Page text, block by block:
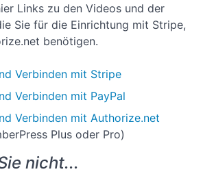
Links zu den Videos und der
Sie für die Einrichtung mit Stripe,
benötigen.
Verbinden mit Stripe
Verbinden mit PayPal
Verbinden mit Authorize.net
Plus oder Pro)
nicht...